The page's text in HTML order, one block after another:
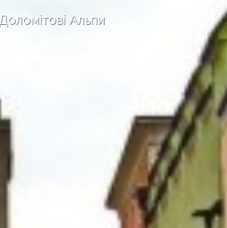
Доломітові Альпи